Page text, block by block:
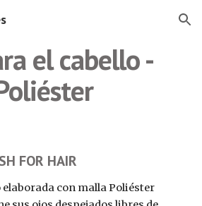
Skip to navigation
el cabello -
FOR HAIR
elaborada con malla Poliéster